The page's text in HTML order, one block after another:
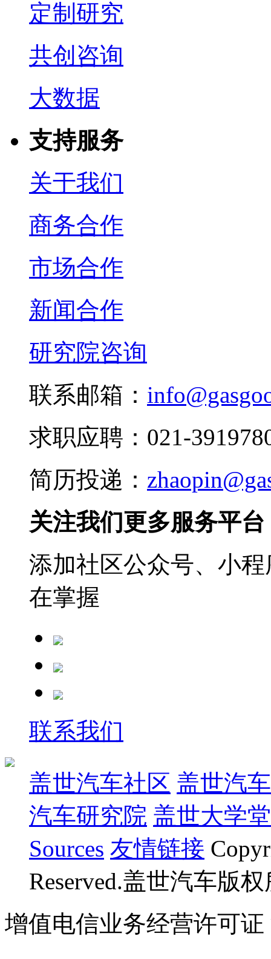
定制研究
共创咨询
大数据
支持服务
关于我们
商务合作
市场合作
新闻合作
研究院咨询
联系邮箱：
求职应聘：021-
简历投递：
关注我们更多服务平台
添加社区公众号、小
在掌握
联系我们
盖世汽车社区 盖世汽
汽车研究院 盖世大学堂
Sources 友情链接
Reserved.盖世汽车版
增值电信业务经营许可证